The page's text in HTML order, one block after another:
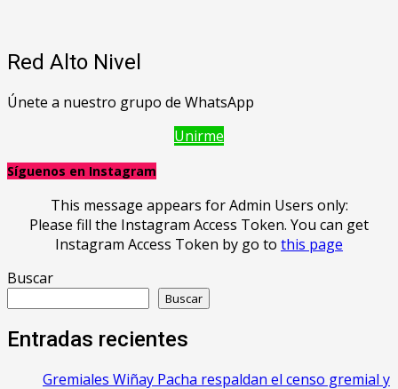
Red Alto Nivel
Únete a nuestro grupo de WhatsApp
Unirme
Síguenos en Instagram
This message appears for Admin Users only:
Please fill the Instagram Access Token. You can get
Instagram Access Token by go to this page
Buscar
Buscar
Entradas recientes
Gremiales Wiñay Pacha respaldan el censo gremial y